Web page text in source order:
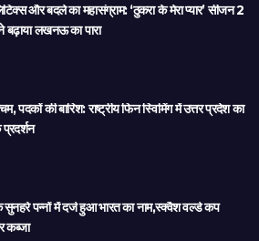
और बदले का महासंग्राम: ‘ठुकरा के मेरा प्यार’ सीजन 2
लखनऊ का पारा
पदकों की बारिश: राष्ट्रीय फिन स्विमिंग में उत्तर प्रदेश का
सुनहरे पन्नों में दर्ज हुआ भारत का नाम,स्क्वैश वर्ल्ड कप
कब्जा